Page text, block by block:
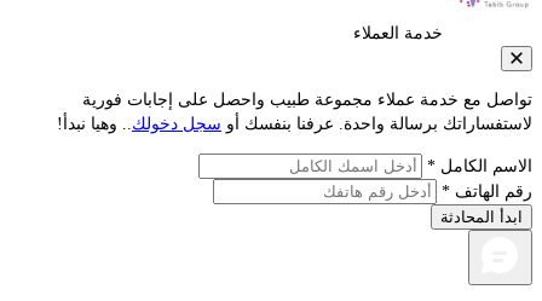
خدمة العملاء
خدمة عملاء مجموعة طبيب واحصل على إجابات فورية
برسالة واحدة. عرفنا بنفسك أوسجل دخولك .. وهيا نبدأ!
*
*